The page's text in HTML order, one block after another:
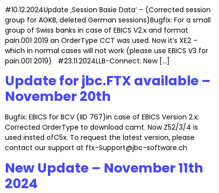
#10.12.2024Update ‚Session Basie Data‘ – (Corrected session
group for AGKB, deleted German sessions)Bugfix: For a small
group of Swiss banks in case of EBICS V2.x and format
pain.001 2019 an OrderType CCT was used. Now it’s XE2 –
which in normal cases will not work (please use EBICS V3 for
pain.001 2019) #23.11.2024LLB-Connect: New […]
Update for jbc.FTX available –
November 20th
Bugfix: EBICS for BCV (IID 767)in case of EBICS Version 2.x;
Corrected OrderType to download camt. Now Z52/3/4 is
used insted ofC5x. To request the latest version, please
contact our support at ftx-Support@jbc-software.ch
New Update – November 11th
2024